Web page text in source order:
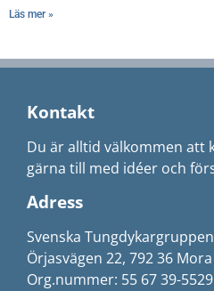
Läs mer »
Kontakt
Du är alltid välkommen att
gärna till med idéer och
Adress
Svenska
Örjasvägen 22, 792 36 Mora
Org.nummer: 55 67 39-5529